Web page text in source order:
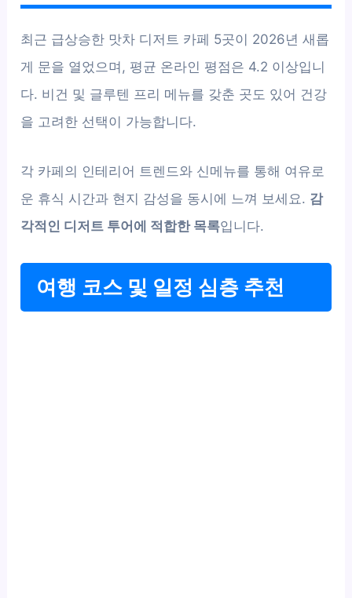
최근 급상승한 맛차 디저트 카페 5곳이 2026년 새롭
게 문을 열었으며, 평균 온라인 평점은 4.2 이상입니
다. 비건 및 글루텐 프리 메뉴를 갖춘 곳도 있어 건강
을 고려한 선택이 가능합니다.
각 카페의 인테리어 트렌드와 신메뉴를 통해 여유로
운 휴식 시간과 현지 감성을 동시에 느껴 보세요. 감
각적인 디저트 투어에 적합한 목록입니다.
여행 코스 및 일정 심층 추천